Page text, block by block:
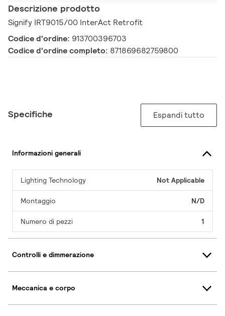
Descrizione prodotto
Signify IRT9015/00 InterAct Retrofit
Codice d'ordine: 913700396703
Codice d'ordine completo: 871869682759800
Specifiche Espandi tutto
Informazioni generali
Lighting Technology Not Applicable
Montaggio N/D
Numero di pezzi 1
Controlli e dimmerazione
Meccanica e corpo